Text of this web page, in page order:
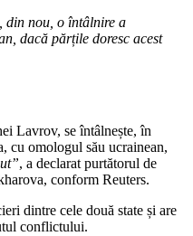
din nou, o întâlnire a
dacă părțile doresc acest
Lavrov, se întâlnește, în
cu omologul său ucrainean,
, a declarat purtătorul de
conform Reuters.
dintre cele două state și are
conflictului.